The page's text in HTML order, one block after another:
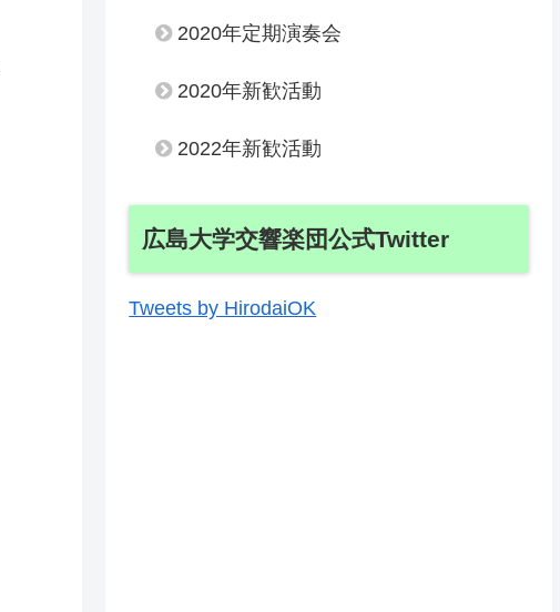
2020年定期演奏会
2020年新歓活動
2022年新歓活動
広島大学交響楽団公式Twitter
Tweets by HirodaiOK